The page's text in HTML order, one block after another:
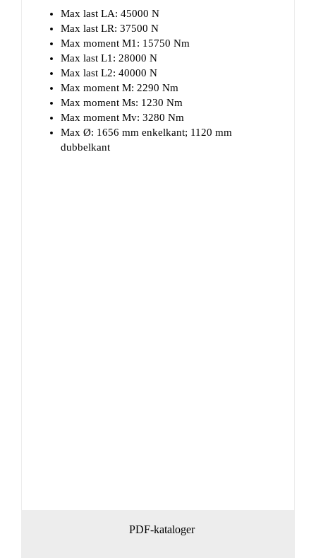
Max last LA: 45000 N
Max last LR: 37500 N
Max moment M1: 15750 Nm
Max last L1: 28000 N
Max last L2: 40000 N
Max moment M: 2290 Nm
Max moment Ms: 1230 Nm
Max moment Mv: 3280 Nm
Max Ø: 1656 mm enkelkant; 1120 mm
dubbelkant
PDF-kataloger